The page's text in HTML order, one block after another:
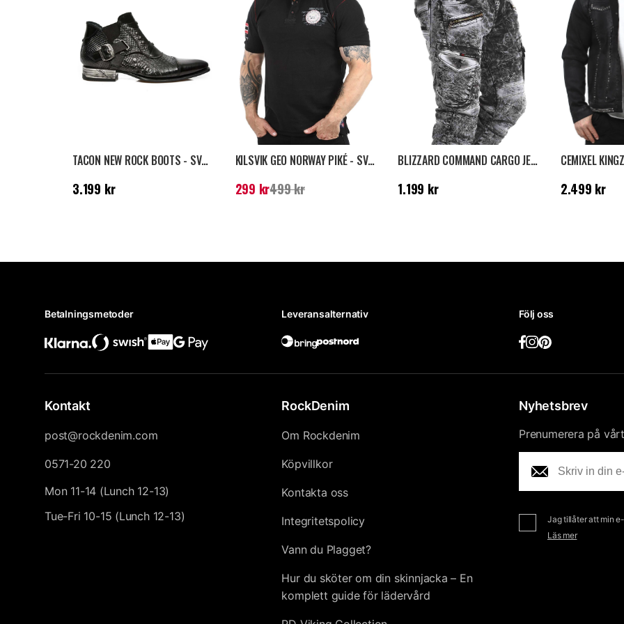
TACON NEW ROCK BOOTS - SVART
Pris:3.199 kr
3.199 kr
KILSVIK GEO NORWAY PIKÉ - SVART
Nuvarande pris:299 kr
299 kr499 kr
BLIZZARD COMMAND CARGO JEANS - WASHED BLACK
Pris:1.199 kr
1.199 kr
Pris:2.499 kr
2.499 kr
Betalningsmetoder Leveransalternativ Följ oss
Kontakt
post@rockdenim.com
0571-20 220
Mon 11-14 (Lunch 12-13)
Tue-Fri 10-15 (Lunch 12-13)
RockDenim
Om Rockdenim
Köpvillkor
Kontakta oss
Integritetspolicy
Vann du Plagget?
Hur du sköter om din skinnjacka – En
komplett guide för lädervård
Nyhetsbrev
Prenumerera på
Jag tillåter att min
Läs mer